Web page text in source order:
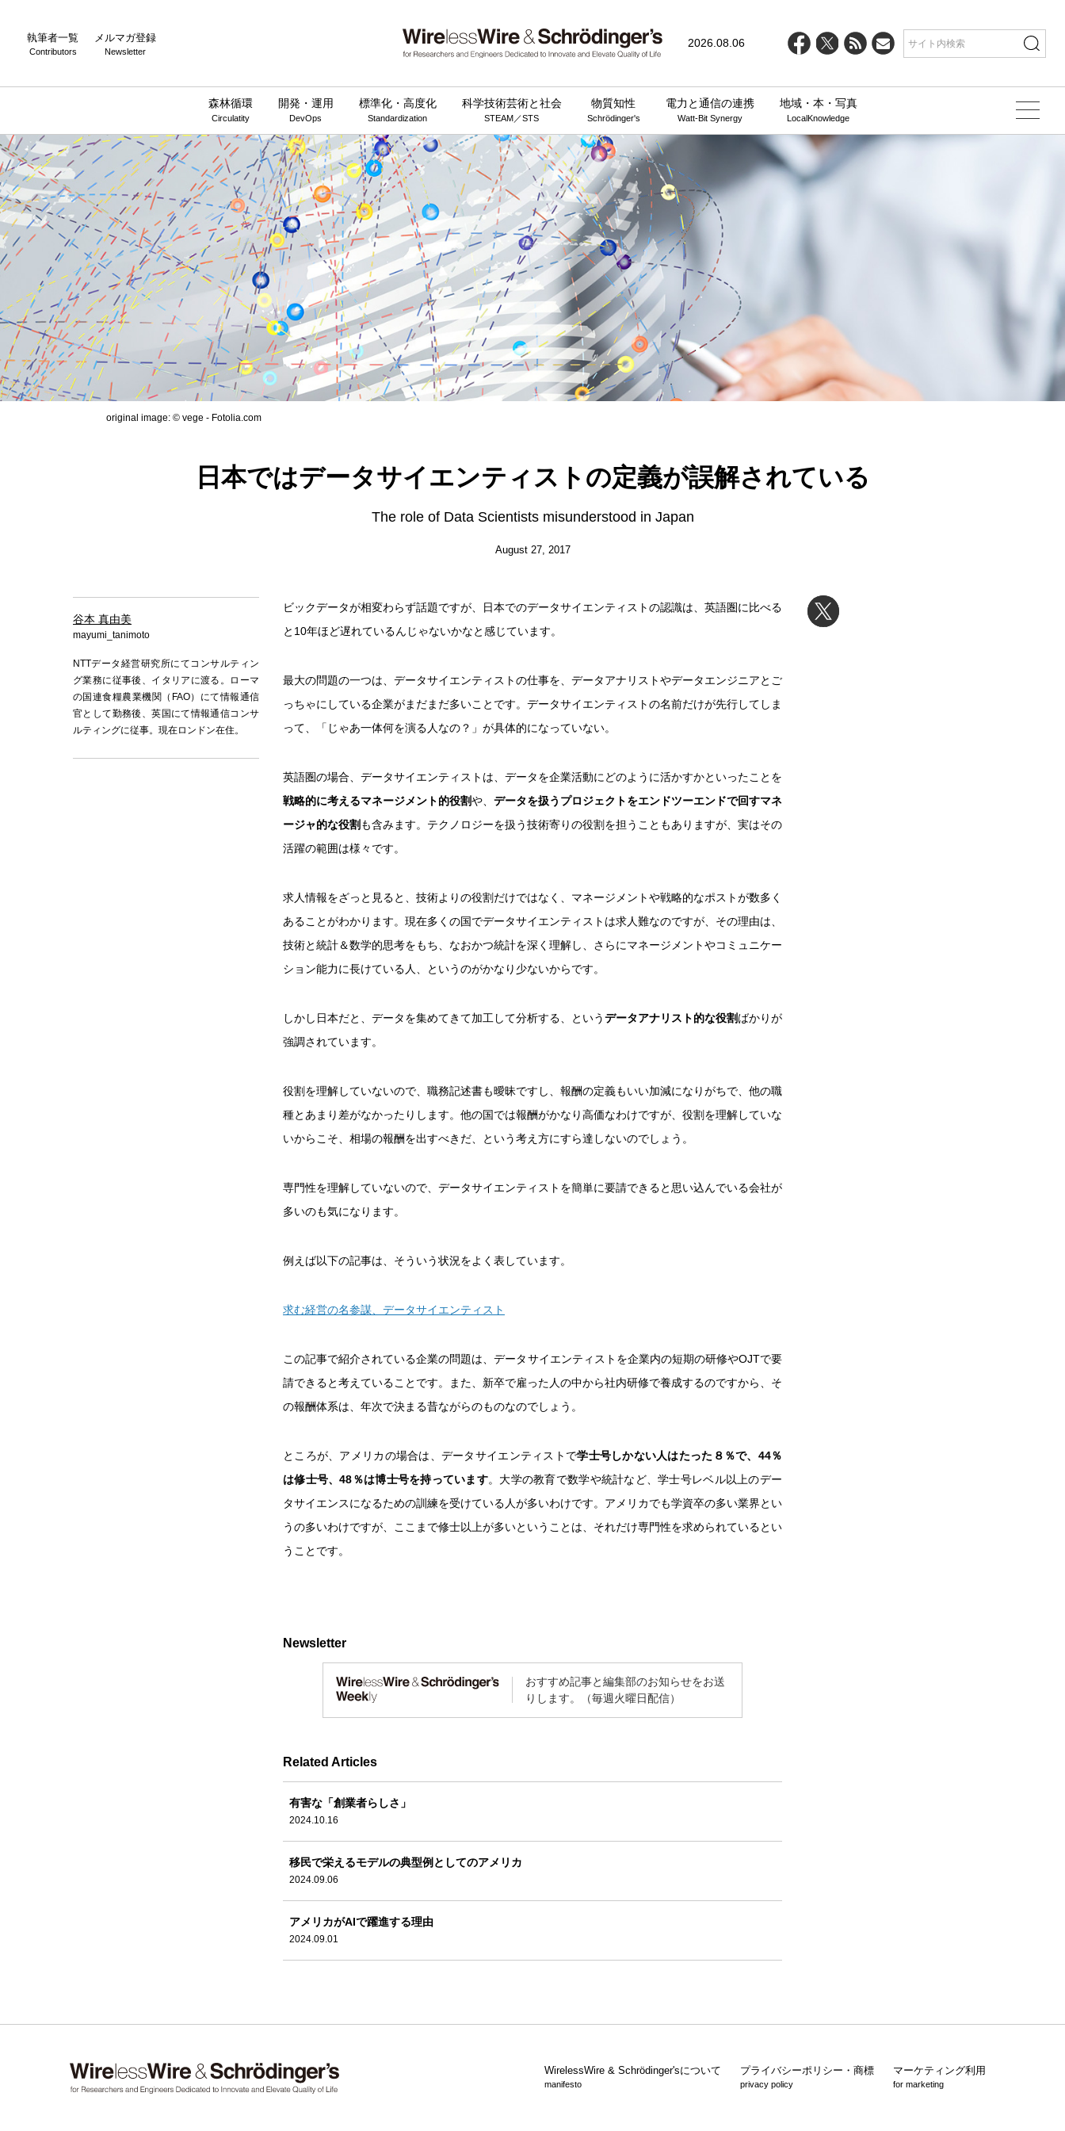
執筆者一覧
Contributors
メルマガ登録
Newsletter
2026.08.06
森林循環
Circulatity
開発・運用
DevOps
標準化・高度化
Standardization
科学技術芸術と社会
STEAM／STS
物質知性
Schrödinger's
電力と通信の連携
Watt-Bit Synergy
地域・本・写真
LocalKnowledge
original image: © vege - Fotolia.com
日本ではデータサイエンティストの定義が誤解されている
The role of Data Scientists misunderstood in Japan
August 27, 2017
谷本 真由美
mayumi_tanimoto
NTTデータ経営研究所にてコンサルティン
グ業務に従事後、イタリアに渡る。ローマ
の国連食糧農業機関（FAO）にて情報通信
官として勤務後、英国にて情報通信コンサ
ルティングに従事。現在ロンドン在住。
ビックデータが相変わらず話題ですが、日本でのデータサイエンティストの認識は、英語圏に比べる
と10年ほど遅れているんじゃないかなと感じています。
最大の問題の一つは、データサイエンティストの仕事を、データアナリストやデータエンジニアとご
っちゃにしている企業がまだまだ多いことです。データサイエンティストの名前だけが先行してしま
って、「じゃあ一体何を演る人なの？」が具体的になっていない。
英語圏の場合、データサイエンティストは、データを企業活動にどのように活かすかといったことを
戦略的に考えるマネージメント的役割や、 データを扱うプロジェクトをエンドツーエンドで回すマネ
ージャ的な役割 も含みます。テクノロジーを扱う技術寄りの役割を担うこともありますが、実はその
活躍の範囲は様々です。
求人情報をざっと見ると、技術よりの役割だけではなく、マネージメントや戦略的なポストが数多く
あることがわかります。現在多くの国でデータサイエンティストは求人難なのですが、その理由は、
技術と統計＆数学的思考をもち、なおかつ統計を深く理解し、さらにマネージメントやコミュニケー
ション能力に長けている人、というのがかなり少ないからです。
しかし日本だと、データを集めてきて加工して分析する、というデータアナリスト的な役割ばかりが
強調されています。
役割を理解していないので、職務記述書も曖昧ですし、報酬の定義もいい加減になりがちで、他の職
種とあまり差がなかったりします。他の国では報酬がかなり高価なわけですが、役割を理解していな
いからこそ、相場の報酬を出すべきだ、という考え方にすら達しないのでしょう。
専門性を理解していないので、データサイエンティストを簡単に要請できると思い込んでいる会社が
多いのも気になります。
例えば以下の記事は、そういう状況をよく表しています。
求む経営の名参謀、データサイエンティスト
この記事で紹介されている企業の問題は、データサイエンティストを企業内の短期の研修やOJTで要
請できると考えていることです。また、新卒で雇った人の中から社内研修で養成するのですから、そ
の報酬体系は、年次で決まる昔ながらのものなのでしょう。
ところが、アメリカの場合は、データサイエンティストで学士号しかない人はたった８％で、44％
は修士号、48％は博士号を持っています。大学の教育で数学や統計など、学士号レベル以上のデー
タサイエンスになるための訓練を受けている人が多いわけです。アメリカでも学資卒の多い業界とい
うの多いわけですが、ここまで修士以上が多いということは、それだけ専門性を求められているとい
うことです。
Newsletter
おすすめ記事と編集部のお知らせをお送
りします。（毎週火曜日配信）
Related Articles
有害な「創業者らしさ」
2024.10.16
移民で栄えるモデルの典型例としてのアメリカ
2024.09.06
アメリカがAIで躍進する理由
2024.09.01
WirelessWire & Schrödinger'sについて
manifesto
プライバシーポリシー・商標
privacy policy
マーケティング利用
for marketing